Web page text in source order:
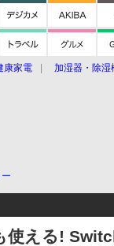
康家電 加湿器・除湿
使える!